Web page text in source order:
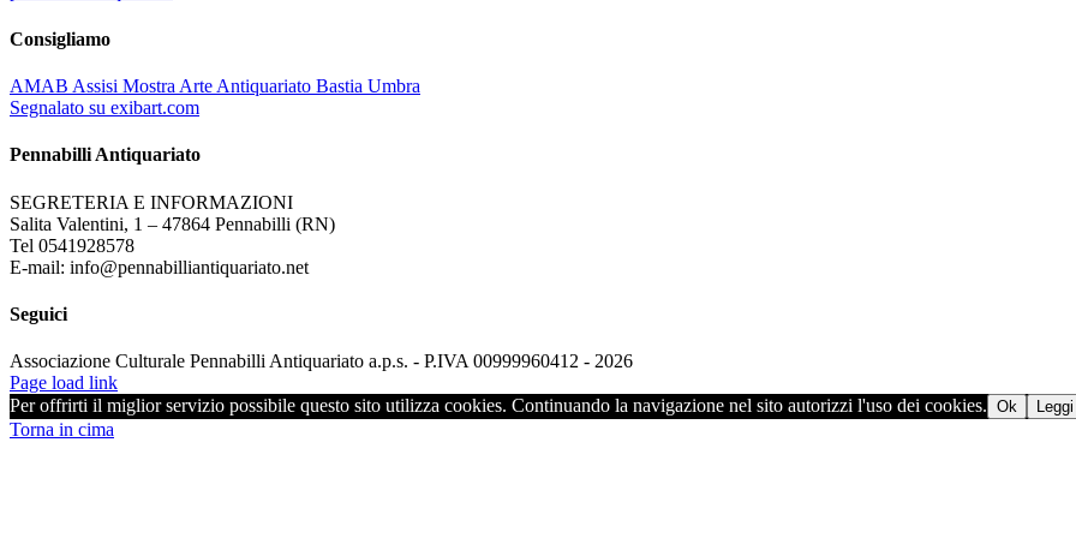
Consigliamo
AMAB Assisi Mostra Arte Antiquariato Bastia Umbra
Segnalato su exibart.com
Pennabilli Antiquariato
SEGRETERIA E INFORMAZIONI
Salita Valentini, 1 – 47864 Pennabilli (RN)
Tel 0541928578
E-mail: info@pennabilliantiquariato.net
Seguici
Associazione Culturale Pennabilli Antiquariato a.p.s. - P.IVA 00999960412 - 2026
Page load link
Per offrirti il miglior servizio possibile questo sito utilizza cookies. Continuando la navigazione nel sito autorizzi l'uso dei cookies. Ok
Torna in cima